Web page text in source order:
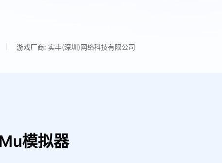
游戏厂商: 实丰(深圳)网络科技有限公司
模拟器